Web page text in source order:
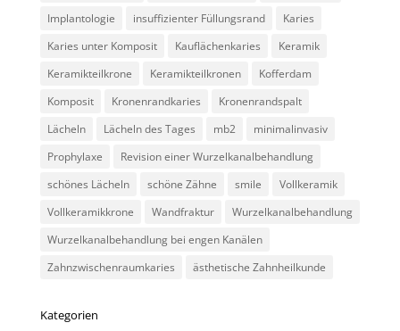
Implantologie
insuffizienter Füllungsrand
Karies
Karies unter Komposit
Kauflächenkaries
Keramik
Keramikteilkrone
Keramikteilkronen
Kofferdam
Komposit
Kronenrandkaries
Kronenrandspalt
Lächeln
Lächeln des Tages mb2
minimalinvasiv
Prophylaxe
Revision einer Wurzelkanalbehandlung
schönes Lächeln
schöne Zähne smile
Vollkeramik
Vollkeramikkrone
Wandfraktur
Wurzelkanalbehandlung
Wurzelkanalbehandlung bei engen Kanälen
Zahnzwischenraumkaries
ästhetische Zahnheilkunde
Kategorien